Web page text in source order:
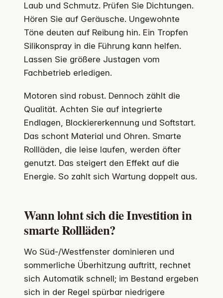
Laub und Schmutz. Prüfen Sie Dichtungen.
Hören Sie auf Geräusche. Ungewohnte
Töne deuten auf Reibung hin. Ein Tropfen
Silikonspray in die Führung kann helfen.
Lassen Sie größere Justagen vom
Fachbetrieb erledigen.
Motoren sind robust. Dennoch zählt die
Qualität. Achten Sie auf integrierte
Endlagen, Blockiererkennung und Softstart.
Das schont Material und Ohren. Smarte
Rollläden, die leise laufen, werden öfter
genutzt. Das steigert den Effekt auf die
Energie. So zahlt sich Wartung doppelt aus.
Wann lohnt sich die Investition in
smarte Rollläden?
Wo Süd‑/Westfenster dominieren und
sommerliche Überhitzung auftritt, rechnet
sich Automatik schnell; im Bestand ergeben
sich in der Regel spürbar niedrigere